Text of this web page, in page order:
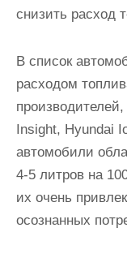
снизить расход
В список
расходом
Insight, Hyundai
автомобили
4-5 литров на
их очень
осознанных